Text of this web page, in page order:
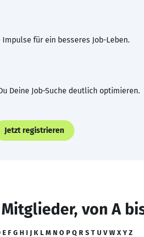
für ein besseres Job-Leben.
Deine Job-Suche deutlich optimieren.
Jetzt registrieren
Mitglieder, von A
E F G H I J K L M N O P Q R S T U V W X Y Z